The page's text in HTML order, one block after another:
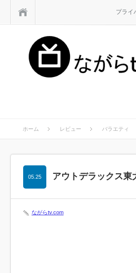
プライ
ホーム レビュー バラエティ
アウトデラックス東
05.25
ながらtv.com